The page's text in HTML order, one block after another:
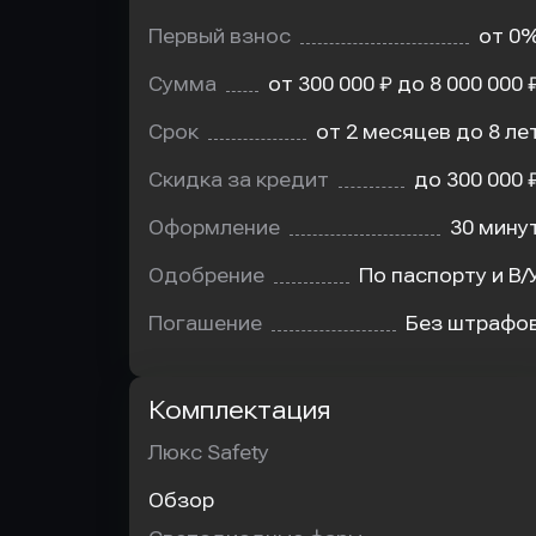
Первый взнос от
Сумма от 300 000 ₽ до 8 000 000
Срок от 2 месяцев до 8
Скидка за кредит до 300 000
Оформление 30
Одобрение По паспорту и В/
Погашение Без
Комплектация
Люкс Safety
Обзор